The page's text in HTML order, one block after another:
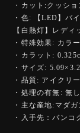
・カット:クッショ
・色: 【LED】バ
【白熱灯】レディ
・特殊効果: カラ
・カラット:
・サイズ:
・品質: アイクリ
・処理の有無: 無し
・主な産地:マダ
・入手先：バンコ